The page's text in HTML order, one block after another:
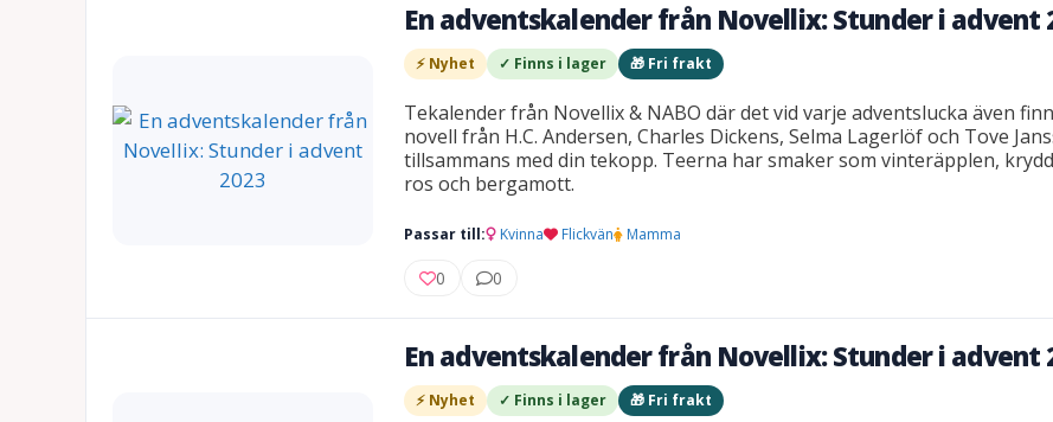
En adventskalender från Novellix: Stunder i advent
⚡ Nyhet ✓ Finns i lager 🎁 Fri frakt
Tekalender från Novellix & NABO där det vid varje adventslucka även
novell från H.C. Andersen, Charles Dickens, Selma Lagerlöf och Tove
tillsammans med din tekopp. Teerna har smaker som vinteräpplen,
ros och bergamott.
Passar till: Kvinna Flickvän Mamma
0 0
En adventskalender från Novellix: Stunder i advent
⚡ Nyhet ✓ Finns i lager 🎁 Fri frakt